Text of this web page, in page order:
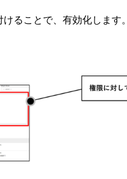
ることで、有効化します。